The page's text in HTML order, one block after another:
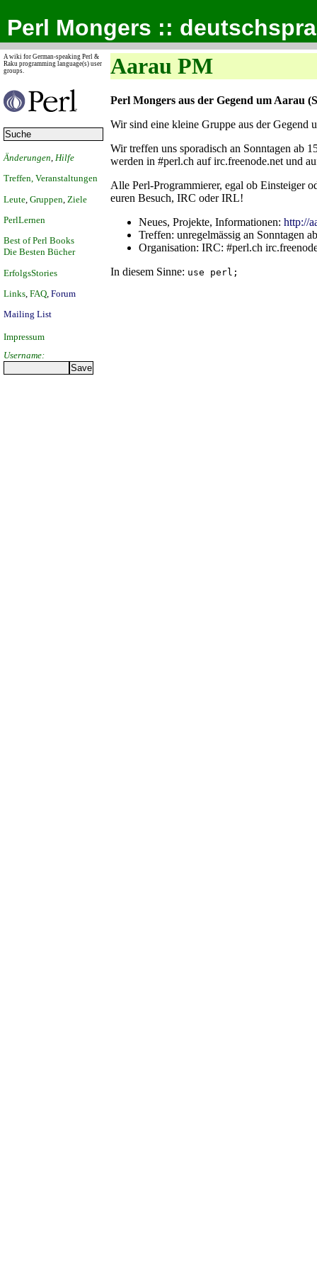
Perl Mongers ::
A wiki for German-speaking Perl &
Raku programming language(s) user
groups.
Änderungen Hilfe
Treffen, Veranstaltungen
Leute Gruppen Ziele
PerlLernen
Best of Perl Books
Die Besten Bücher
ErfolgsStories
Links FAQ Forum
Mailing List
Impressum
Aarau PM
Perl Mongers aus der Gegend um Aarau
Wir sind eine kleine Gruppe aus der Gegend
Wir treffen uns sporadisch an Sonntagen ab
werden in #perl.ch auf irc.freenode.net und
Alle Perl-Programmierer, egal ob Einsteiger
euren Besuch, IRC oder IRL!
Neues, Projekte, Informationen: http://
Treffen: unregelmässig an Sonntagen
Organisation: IRC: #perl.ch
In diesem Sinne: use perl;
Username: